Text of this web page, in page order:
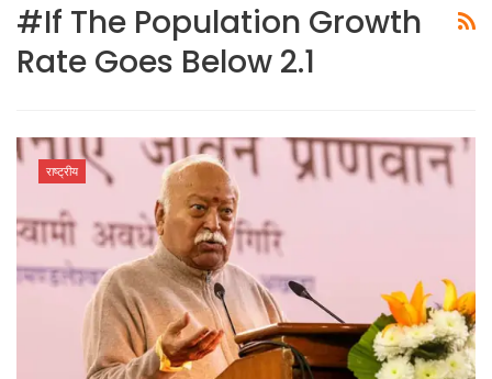
#If The Population Growth
Rate Goes Below 2.1
राष्ट्रीय